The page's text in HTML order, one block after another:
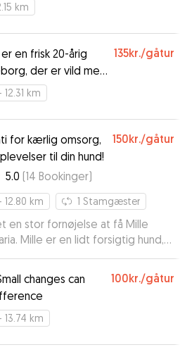
km
en frisk 20-årig
der er vild med
135kr./gåtur
12.31 km
for kærlig omsorg,
til din hund!
150kr./gåtur
5.0 (14 Bookinger)
12.80 km 1 Stamgæster
en stor fornøjelse at få Mille
Mille er en lidt forsigtig hund,
det rigtig godt hos Maria. Det
da jeg hentede den. Den
Mille vil gerne passes hos Maria
changes can
100kr./gåtur
13.74 km